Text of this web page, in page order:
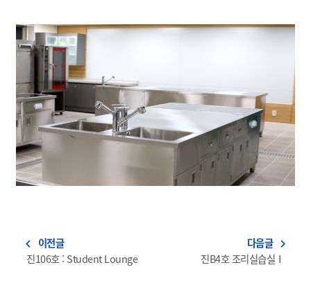
navigate_before 이전글
진106호 : Student Lounge
다음글 navigate_next
진B4호 조리실습실Ⅰ